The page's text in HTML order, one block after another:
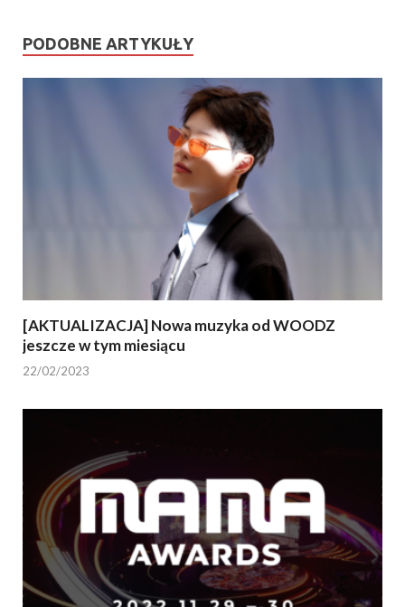
PODOBNE ARTYKUŁY
[AKTUALIZACJA] Nowa muzyka od WOODZ
jeszcze w tym miesiącu
22/02/2023